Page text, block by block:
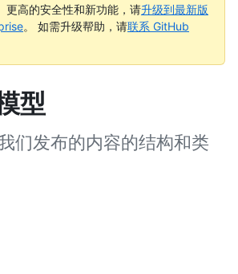
更高的安全性和新功能，请升级到最新版
。 如需升级帮助，请联系 GitHub
型
们发布的内容的结构和类